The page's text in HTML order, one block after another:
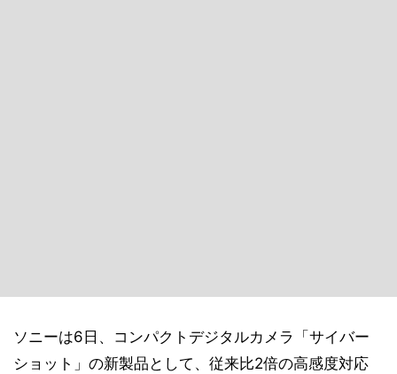
ソニーは6日、コンパクトデジタルカメラ「サイバー
ショット」の新製品として、従来比2倍の高感度対応